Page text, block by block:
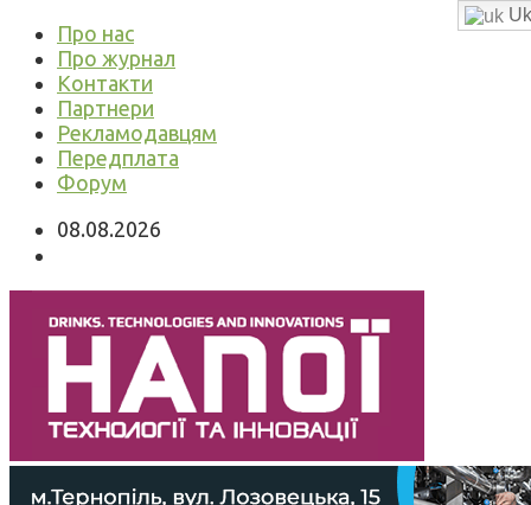
Про нас
Про журнал
Контакти
Партнери
Рекламодавцям
Передплата
Форум
08.08.2026